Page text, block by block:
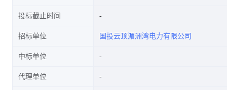
投标截止时间
招标单位 国投云顶湄洲湾电力有限公司
中标单位
代理单位